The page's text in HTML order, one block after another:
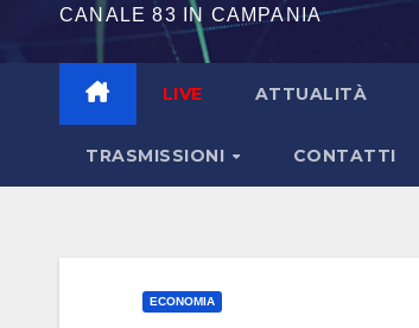
CANALE 83 IN CAMPANIA
LIVE ATTUALITÀ
TRASMISSIONI CONTATTI
ECONOMIA